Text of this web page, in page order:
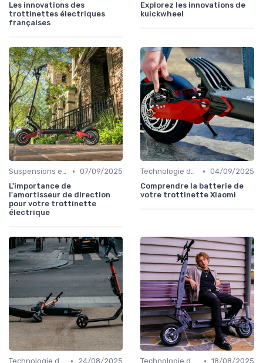
Les innovations des
trottinettes électriques
françaises
Explorez les innovations de
kuickwheel
Suspensions et confort • 07/09/2025
L'importance de
l'amortisseur de direction
pour votre trottinette
électrique
Technologie des batteries • 04/09/2025
Comprendre la batterie de
votre trottinette Xiaomi
Technologie des batteries
24/08/2025
Technologie des batteries
18/08/2025